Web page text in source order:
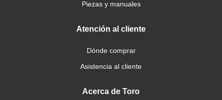
Piezas y manuales
Atención al cliente
Dónde comprar
Asistencia al cliente
Acerca de Toro